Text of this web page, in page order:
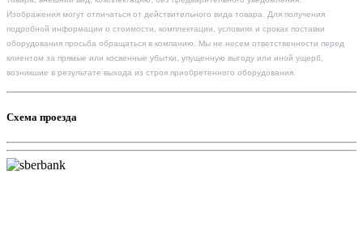
Изображения могут отличаться от действительного вида товара. Для получения
подробной информации о стоимости, комплектации, условиях и сроках поставки
оборудования просьба обращаться в компанию. Мы не несем ответственности перед
клиентом за прямые или косвенные убытки, упущенную выгоду или иной ущерб,
возникшие в результате выхода из строя приобретенного оборудования.
Схема проезда